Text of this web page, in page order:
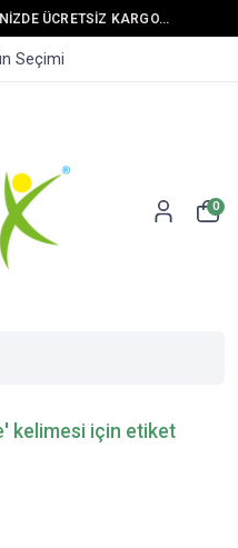
ÜCRETSİZ KARGO...
Seçimi
0
kelimesi için etiket